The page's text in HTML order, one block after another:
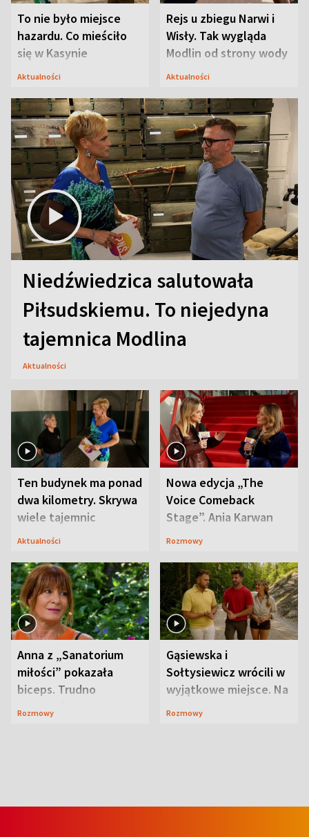
To nie było miejsce
hazardu. Co mieściło
się w Kasynie
Oficerskim?
Aktualności
Rejs u zbiegu Narwi i
Wisły. Tak wygląda
Modlin od strony wody
Aktualności
Niedźwiedzica salutowała
Piłsudskiemu. To niejedyna
tajemnica Modlina
Aktualności
Ten budynek ma ponad
dwa kilometry. Skrywa
wiele tajemnic
Aktualności
Nowa edycja „The
Voice Comeback
Stage”. Ania Karwan
zapowiada
Rozmowy
Anna z „Sanatorium
miłości” pokazała
biceps. Trudno
uwierzyć, co przeszła
Rozmowy
Gąsiewska i
Sołtysiewicz wrócili w
wyjątkowe miejsce. Na
szlaku czekał
Rozmowy